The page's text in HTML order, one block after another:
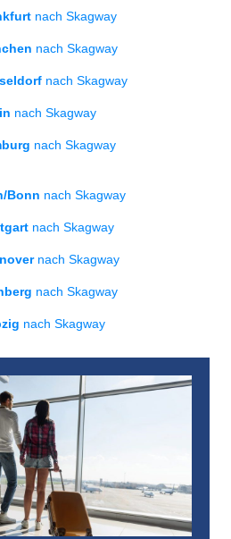
nach Skagway
nach Skagway
nach Skagway
nach Skagway
nach Skagway
Bonn nach Skagway
nach Skagway
nach Skagway
nach Skagway
nach Skagway